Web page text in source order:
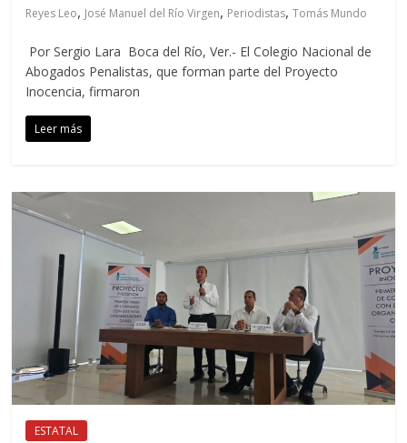
Reyes Leo, José Manuel del Río Virgen, Periodistas,Tomás Mundo
Por Sergio Lara Boca del Río, Ver.- El Colegio Nacional de
Abogados Penalistas, que forman parte del Proyecto
Inocencia, firmaron
Leer más
ESTATAL